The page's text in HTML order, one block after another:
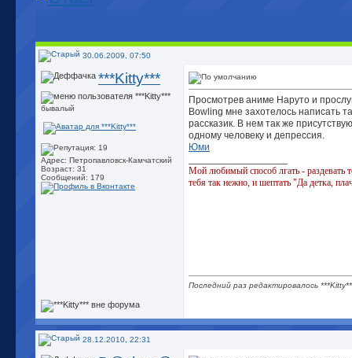
30.06.2009, 07:50
***Kitty***
бывалый
Адрес: Петропавловск-Камчатский
Возраст: 31
Сообщений: 179
Просмотрев аниме Наруто и
Bowling мне захотелось написать
рассказик. В нем так же
одному человеку и депрессия.
Юми
Мой любимый способ лгать - раздевать
тебя так нежно, и шептать "Да детка,
Последний раз редактировалось
28.12.2010, 22:31